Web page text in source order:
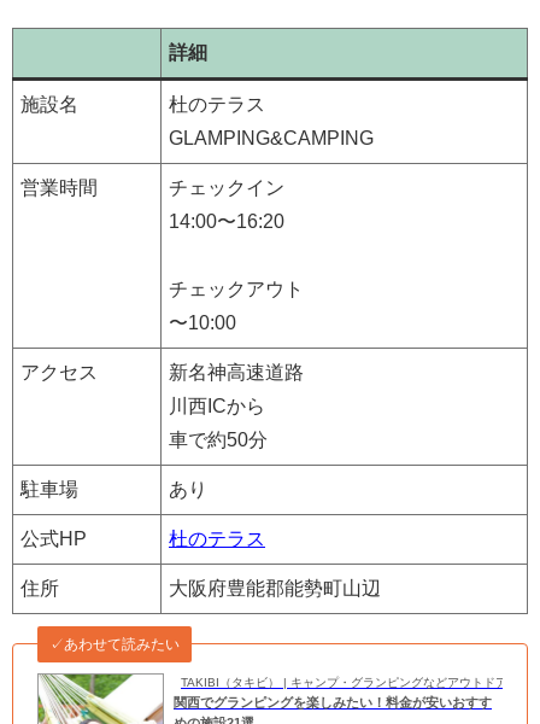
詳細
施設名
杜のテラス
GLAMPING&CAMPING
営業時間
チェックイン
14:00〜16:20
チェックアウト
〜10:00
アクセス
新名神高速道路
川西ICから
車で約50分
駐車場 あり
公式HP 杜のテラス
住所 大阪府豊能郡能勢町山辺
TAKIBI（タキビ） | キャンプ・グランピングなどアウトドアの総
✓あわせて読みたい
関西でグランピングを楽しみたい！料金が安いおすす